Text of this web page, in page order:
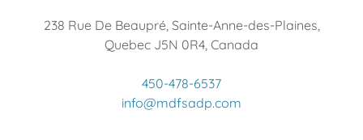
238 Rue De Beaupré, Sainte-Anne-des-Plaines,
Quebec J5N 0R4, Canada
450-478-6537
info@mdfsadp.com